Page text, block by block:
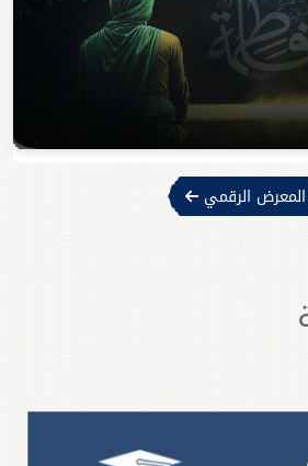
المعرض الرقمي